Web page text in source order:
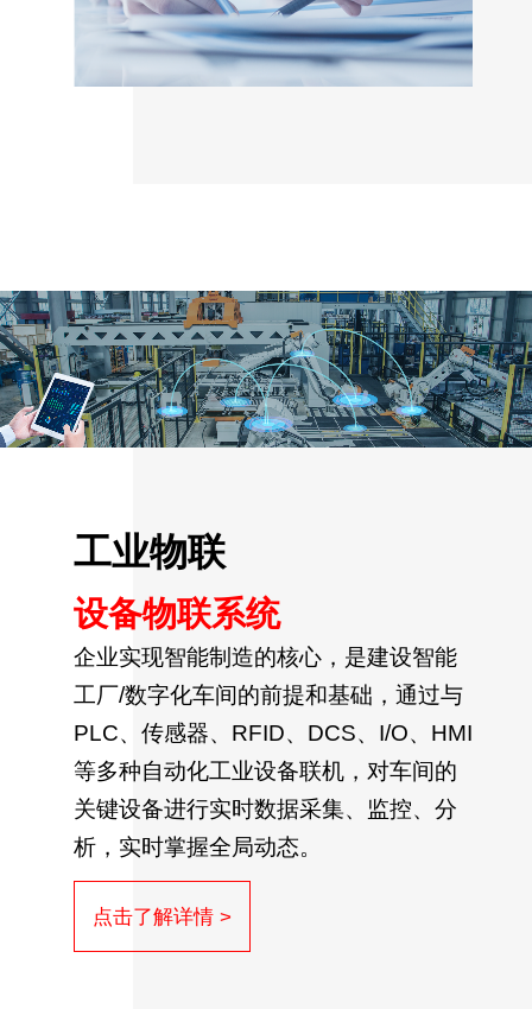
工业物联
设备物联系统
企业实现智能制造的核心，是建设智能
工厂/数字化车间的前提和基础，通过与
PLC、传感器、RFID、DCS、I/O、HMI
等多种自动化工业设备联机，对车间的
关键设备进行实时数据采集、监控、分
析，实时掌握全局动态。
点击了解详情 >